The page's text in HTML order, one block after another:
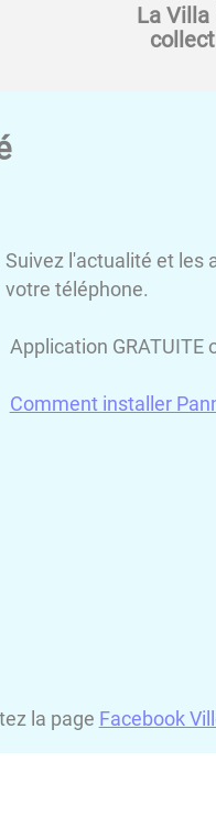
La Villa
Suivez l'actualité et les
votre téléphone.
Application GRATUITE
Comment installer
la page Facebook